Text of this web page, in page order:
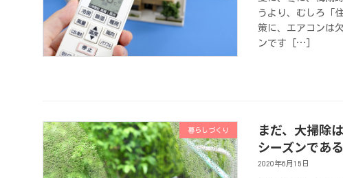
うより、むしろ「
策に、エアコンは
ンです […]
暮らしづくり
まだ、大掃除
シーズンであ
2020年6月15日